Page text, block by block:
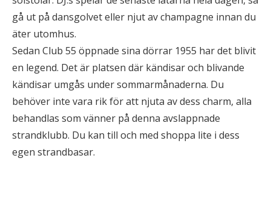
gå ut på dansgolvet eller njut av champagne innan du
äter utomhus.
Sedan Club 55 öppnade sina dörrar 1955 har det blivit
en legend. Det är platsen där kändisar och blivande
kändisar umgås under sommarmånaderna. Du
behöver inte vara rik för att njuta av dess charm, alla
behandlas som vänner på denna avslappnade
strandklubb. Du kan till och med shoppa lite i dess
egen strandbasar.